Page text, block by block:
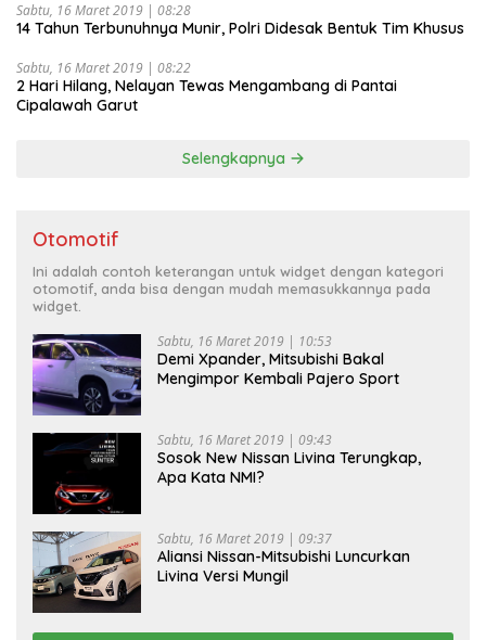
Sabtu, 16 Maret 2019 | 08:28
14 Tahun Terbunuhnya Munir, Polri Didesak Bentuk Tim Khusus
Sabtu, 16 Maret 2019 | 08:22
2 Hari Hilang, Nelayan Tewas Mengambang di Pantai
Cipalawah Garut
Selengkapnya
Otomotif
Ini adalah contoh keterangan untuk widget dengan kategori
otomotif, anda bisa dengan mudah memasukkannya pada
widget.
Sabtu, 16 Maret 2019 | 10:53
Demi Xpander, Mitsubishi Bakal
Mengimpor Kembali Pajero Sport
Sabtu, 16 Maret 2019 | 09:43
Sosok New Nissan Livina Terungkap,
Apa Kata NMI?
Sabtu, 16 Maret 2019 | 09:37
Aliansi Nissan-Mitsubishi Luncurkan
Livina Versi Mungil